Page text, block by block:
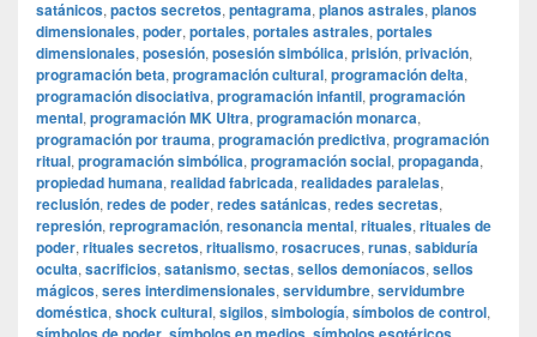
satánicos, pactos secretos, pentagrama, planos astrales, planos
dimensionales, poder, portales, portales astrales, portales
dimensionales, posesión, posesión simbólica, prisión, privación,
programación beta, programación cultural, programación delta,
programación disociativa, programación infantil, programación
mental, programación MK Ultra, programación monarca,
programación por trauma, programación predictiva, programación
ritual, programación simbólica, programación social, propaganda,
propiedad humana, realidad fabricada, realidades paralelas,
reclusión, redes de poder, redes satánicas, redes secretas,
represión, reprogramación, resonancia mental, rituales, rituales de
poder, rituales secretos, ritualismo, rosacruces, runas, sabiduría
oculta, sacrificios, satanismo, sectas, sellos demoníacos, sellos
mágicos, seres interdimensionales, servidumbre, servidumbre
doméstica, shock cultural, sigilos, simbología, símbolos de control,